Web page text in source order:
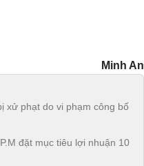
Minh An
xử phạt do vi phạm công bố
đặt mục tiêu lợi nhuận 10